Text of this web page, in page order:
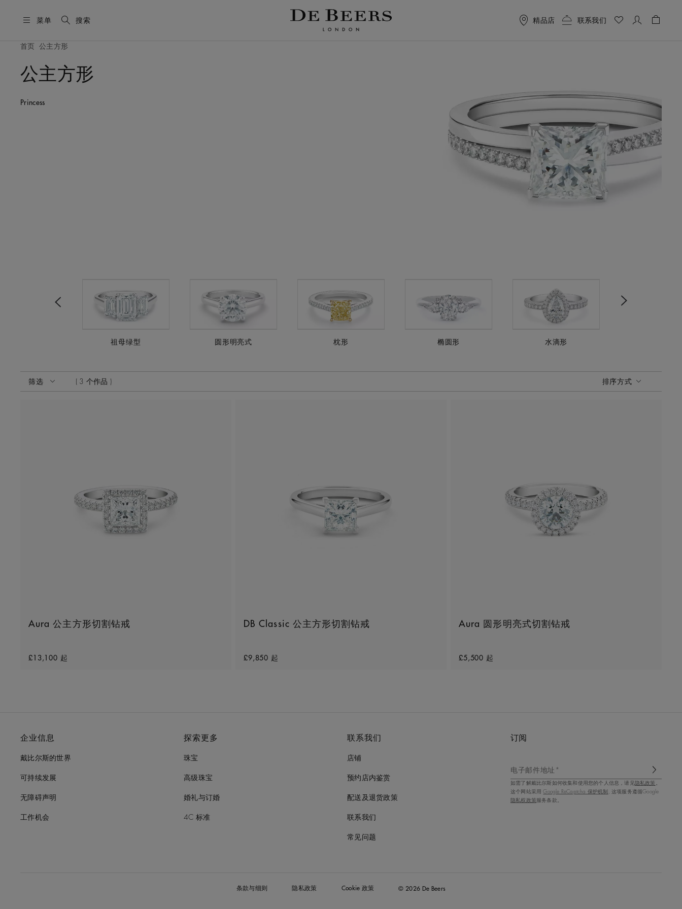
菜单 搜索 精品店 联系我们
首页 公主方形
公主方形
Princess
祖母绿型 圆形明亮式 枕形 椭圆形 水滴形
筛选 3 个作品 排序方式
排序方式
Aura 公主方形切割钻戒
£13,100 起
DB Classic 公主方形切割钻戒
£9,850 起
Aura 圆形明亮式切割钻戒
£5,500 起
企业信息
戴比尔斯的世界
可持续发展
无障碍声明
工作机会
探索更多
珠宝
高级珠宝
婚礼与订婚
4C 标准
联系我们
店铺
预约店内鉴赏
配送及退货政策
联系我们
常见问题
订阅
电子邮件地址*
如需了解戴比尔斯如何收集和使用您的个人信息，请见隐私政策 。
这个网站采用Google ReCaptcha 保护机制 , 这项服务遵循Google
隐私权政策 服务条款。
条款与细则 隐私政策 Cookie 政策 © 2026 De Beers